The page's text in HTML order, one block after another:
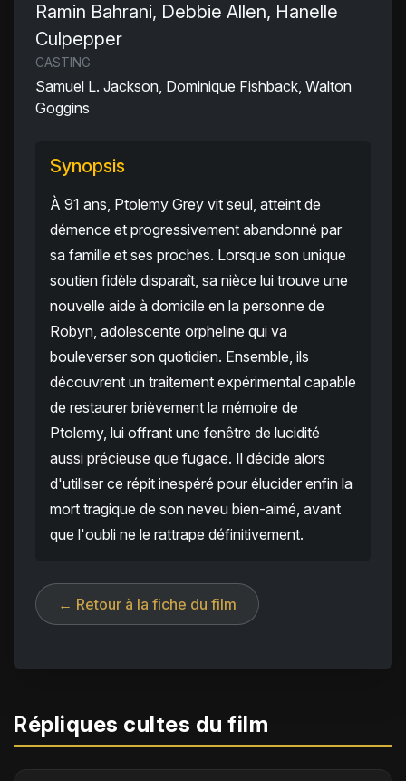
Ramin Bahrani, Debbie Allen, Hanelle
Culpepper
CASTING
Samuel L. Jackson, Dominique Fishback, Walton
Goggins
Synopsis
À 91 ans, Ptolemy Grey vit seul, atteint de
démence et progressivement abandonné par
sa famille et ses proches. Lorsque son unique
soutien fidèle disparaît, sa nièce lui trouve une
nouvelle aide à domicile en la personne de
Robyn, adolescente orpheline qui va
bouleverser son quotidien. Ensemble, ils
découvrent un traitement expérimental capable
de restaurer brièvement la mémoire de
Ptolemy, lui offrant une fenêtre de lucidité
aussi précieuse que fugace. Il décide alors
d'utiliser ce répit inespéré pour élucider enfin la
mort tragique de son neveu bien-aimé, avant
que l'oubli ne le rattrape définitivement.
← Retour à la fiche du film
Répliques cultes du film